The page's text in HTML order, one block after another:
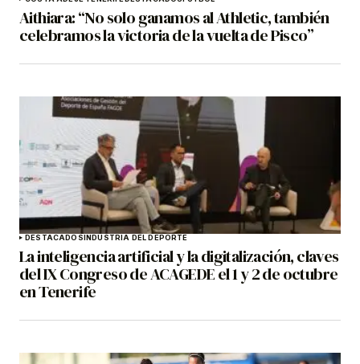
Aithiara: “No solo ganamos al Athletic, también
celebramos la victoria de la vuelta de Pisco”
DESTACADOSINDUSTRIA DEL DEPORTE
La inteligencia artificial y la digitalización, claves
del IX Congreso de ACAGEDE el 1 y 2 de octubre
en Tenerife